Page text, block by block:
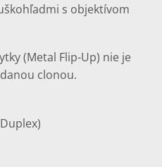
s objektívom
(Metal Flip-Up) nie je
clonou.